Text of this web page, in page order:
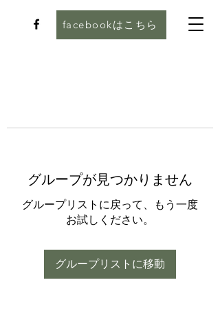
facebookはこちら
グループが見つかりません
グループリストに戻って、もう一度
お試しください。
グループリストに移動